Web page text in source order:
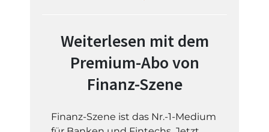
Weiterlesen mit dem
Premium-Abo von
Finanz-Szene
Finanz-Szene ist das Nr.-1-Medium